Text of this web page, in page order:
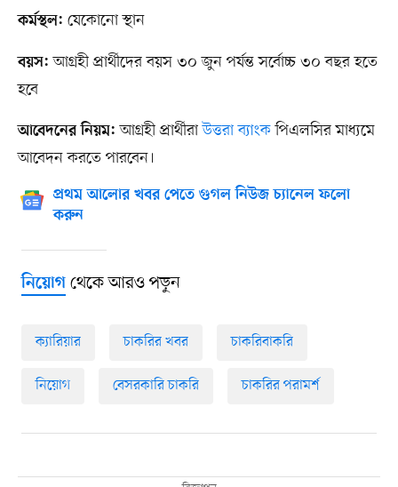
কর্মস্থল: যেকোনো স্থান
বয়স: আগ্রহী প্রার্থীদের বয়স ৩০ জুন পর্যন্ত সর্বোচ্চ ৩০ বছর হতে
হবে
আবেদনের নিয়ম: আগ্রহী প্রার্থীরাউত্তরা ব্যাংকপিএলসির মাধ্যমে
আবেদন করতে পারবেন।
প্রথম আলোর খবর পেতে গুগল নিউজ চ্যানেল ফলো
করুন
নিয়োগথেকে আরও পড়ুন
ক্যারিয়ার চাকরির খবর চাকরিবাকরি
নিয়োগ বেসরকারি চাকরি চাকরির পরামর্শ